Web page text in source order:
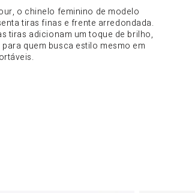
o chinelo feminino de modelo
tiras finas e frente arredondada.
tiras adicionam um toque de brilho,
quem busca estilo mesmo em